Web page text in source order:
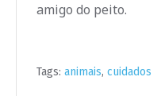
amigo do peito.
Tags: animais, cuidados